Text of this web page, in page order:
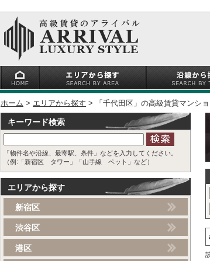
ホーム エリアから探す 「千代田区」の高級賃貸マンシ
キーワード検索
「物件名や沿線、最寄駅、条件」などを入力してください。
（例:「新宿区 タワー」「山手線 ペット」など）
エリアから探す
新宿区
渋谷区
港区